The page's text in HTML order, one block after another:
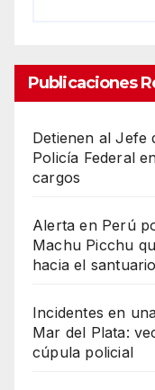
Publicaciones
Detienen al Jefe
Policía Federal
cargos
Alerta en Perú
Machu Picchu
hacia el santuario
Incidentes en
Mar del Plata:
cúpula policial